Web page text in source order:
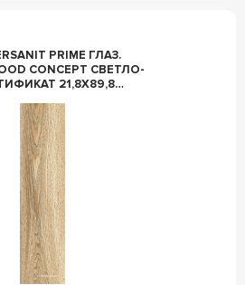
PRIME ГЛАЗ.
СВЕТЛО-
21,8X89,8